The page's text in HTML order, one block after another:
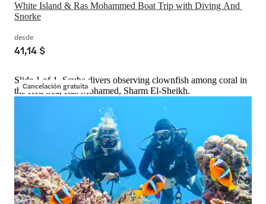
White Island & Ras Mohammed Boat Trip with Diving And
Snorke
desde
41,14 $
Cancelación gratuita
Slide 1 of 1, Scuba divers observing clownfish among coral in
the Red Sea, Ras Mohamed, Sharm El-Sheikh.